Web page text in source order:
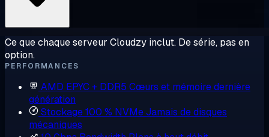
Ce que chaque serveur Cloudzy inclut. De série, pas en
option.
PERFORMANCES
AMD EPYC + DDR5 Cœurs et mémoire dernière
génération
Stockage 100 % NVMeJamais de disques
mécaniques